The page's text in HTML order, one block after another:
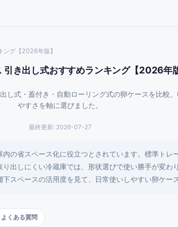
ング【2026年版】
引き出し式おすすめランキング【2026年版
し式・蓋付き・自動ローリング式の卵ケースを比較
やすさを軸に選びました。
最終更新: 2026-07-27
の省スペース化に役立つとされています。標準トレ
出しにくい冷蔵庫では、形状選びで使い勝手が変わ
スペースの活用度を見て、日常使いしやすい卵ケー
よくある質問